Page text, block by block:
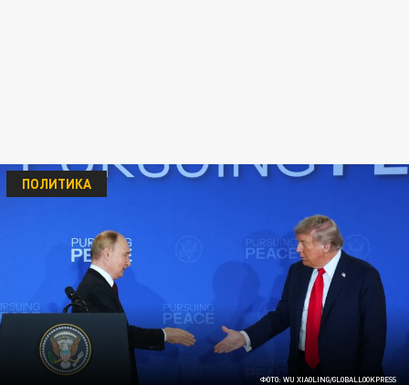
ФОТО: WU XIAOLING/GLOBALLOOKPRESS
ПОЛИТИКА